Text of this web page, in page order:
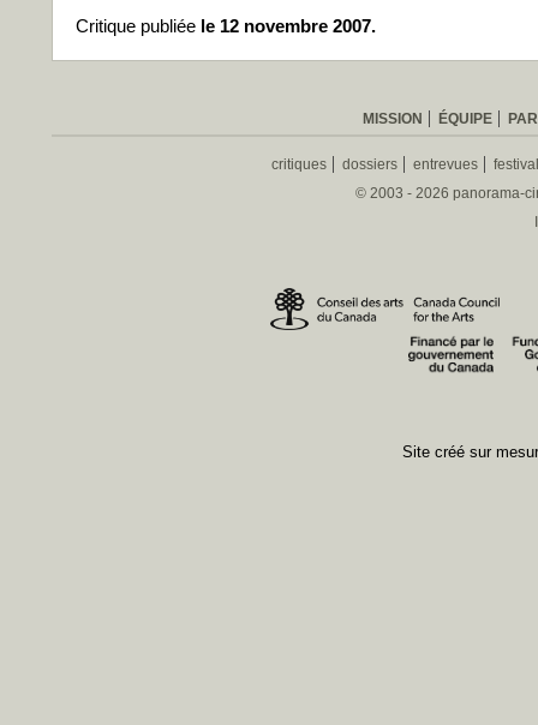
Critique publiée le 12 novembre 2007.
MISSION ÉQUIPE
critiques dossiers entrevues
© 2003 - 2026 panorama-
Site créé sur